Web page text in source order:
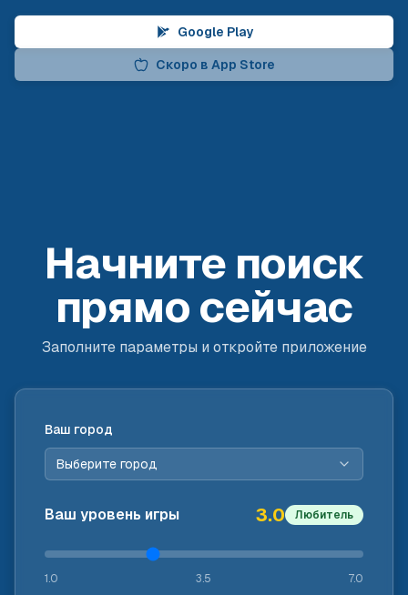
Google Play
Скоро в App Store
Начните поиск
прямо сейчас
Заполните параметры и откройте приложение
Ваш город
Выберите город
Ваш уровень игры 3.0 Любитель
1.0 3.5 7.0